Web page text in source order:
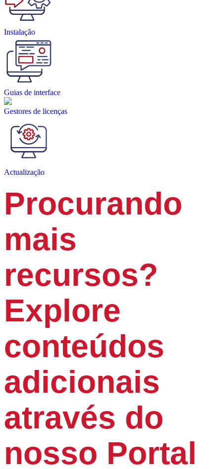
Instalação
Guias de interface
Gestores de licenças
Actualização
Procurando
mais
recursos?
Explore
conteúdos
adicionais
através do
nosso Portal